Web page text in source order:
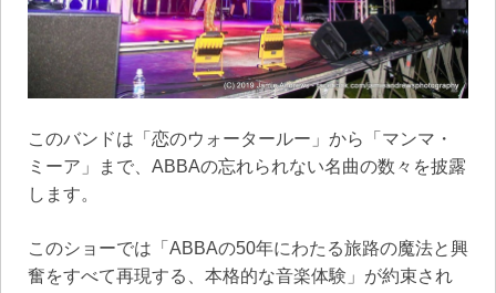
このバンドは「恋のウォータールー」から「マンマ・
ミーア」まで、ABBAの忘れられない名曲の数々を披露
します。
このショーでは「ABBAの50年にわたる旅路の魔法と興
奮をすべて再現する、本格的な音楽体験」が約束され